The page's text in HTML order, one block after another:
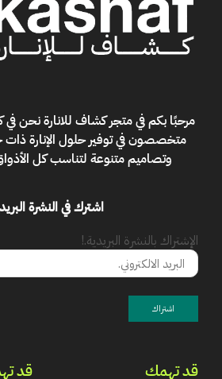
مرحبًا بكم فيمتجر كشاف للانارةنحن في
متخصصون في توفير حلول الإنارة
وتصاميم متنوعة لتناسب كل
اشترك في النشرة
الإشتراك بالنشرة البريدية.!
قد تهمك قد